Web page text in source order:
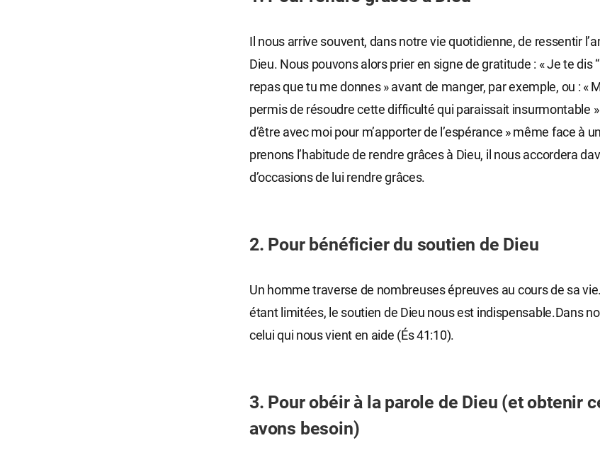
Il nous arrive souvent, dans notre vie quotidienne, de ressentir
Dieu. Nous pouvons alors prier en signe de gratitude : « Je te dis
repas que tu me donnes » avant de manger, par exemple, ou : «
permis de résoudre cette difficulté qui paraissait insurmontable »
d’être avec moi pour m’apporter de l’espérance » même face à
prenons l’habitude de rendre grâces à Dieu, il nous accordera
d’occasions de lui rendre grâces.
2. Pour bénéficier du soutien de Dieu
Un homme traverse de nombreuses épreuves au cours de sa
étant limitées, le soutien de Dieu nous est indispensable.Dans
celui qui nous vient en aide (És 41:10).
3. Pour obéir à la parole de Dieu (et obtenir
avons besoin)